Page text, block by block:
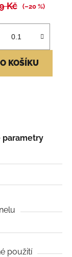
Kč (–20 %)
KOŠÍKU
parametry
použití